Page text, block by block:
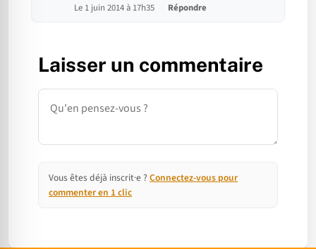
Le 1 juin 2014 à 17h35 Répondre
Laisser un commentaire
Commentaire
Vous êtes déjà inscrit·e ? Connectez-vous pour
commenter en 1 clic